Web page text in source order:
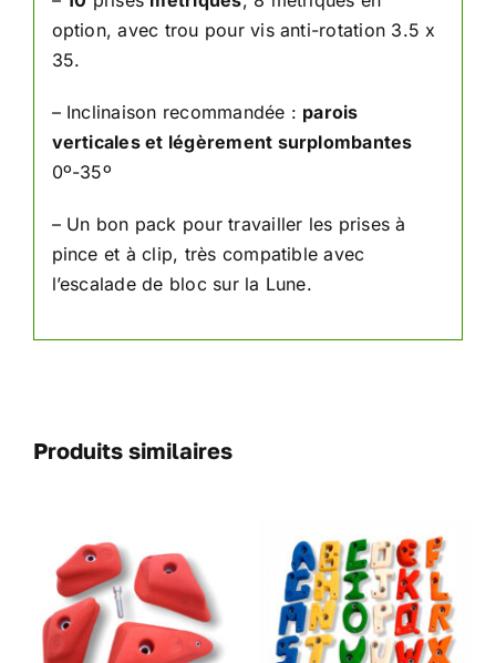
option, avec trou pour vis anti-rotation 3.5 x
35.
– Inclinaison recommandée : parois
verticales et légèrement surplombantes
0º-35º
– Un bon pack pour travailler les prises à
pince et à clip, très compatible avec
l’escalade de bloc sur la Lune.
Produits similaires
CHOIX DES OPTIONS
CE
/ DETAILS